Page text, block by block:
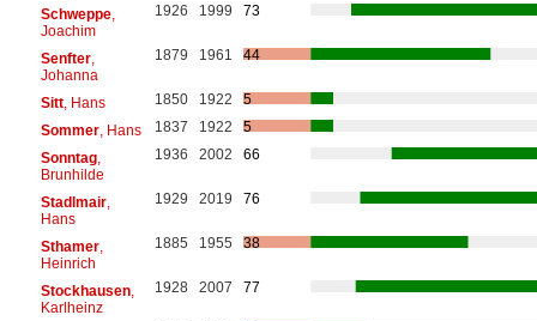
Schweppe,
Joachim
1926 1999 73
Senfter,
Johanna
1879 1961 44
Sitt, Hans 1850 1922
5
Sommer, Hans 1837 1922
5
Sonntag,
Brunhilde
1936 2002 66
Stadlmair,
Hans
1929 2019 76
Sthamer,
Heinrich
1885 1955 38
Stockhausen,
Karlheinz
1928 2007 77